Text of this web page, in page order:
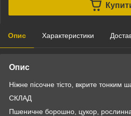
Опис Характеристики
Опис
Ніжне пісочне тісто, вкрите тонким
СКЛАД
Пшеничне борошно, цукор, рослинна